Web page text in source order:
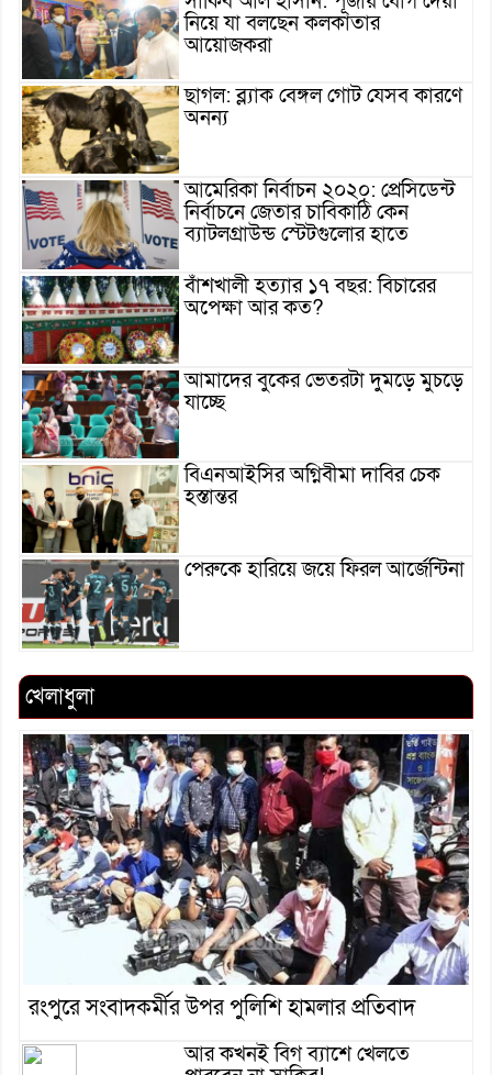
নিয়ে যা বলছেন কলকাতার
আয়োজকরা
ছাগল: ব্ল্যাক বেঙ্গল গোট যেসব কারণে
অনন্য
আমেরিকা নির্বাচন ২০২০: প্রেসিডেন্ট
নির্বাচনে জেতার চাবিকাঠি কেন
ব্যাটলগ্রাউন্ড স্টেটগুলোর হাতে
বাঁশখালী হত্যার ১৭ বছর: বিচারের
অপেক্ষা আর কত?
আমাদের বুকের ভেতরটা দুমড়ে মুচড়ে
যাচ্ছে
বিএনআইসির অগ্নিবীমা দাবির চেক
হস্তান্তর
পেরুকে হারিয়ে জয়ে ফিরল আর্জেন্টিনা
খেলাধুলা
রংপুরে সংবাদকর্মীর উপর পুলিশি হামলার প্রতিবাদ
আর কখনই বিগ ব্যাশে খেলতে